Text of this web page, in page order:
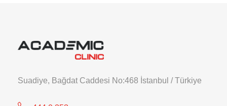
Suadiye, Bağdat Caddesi No:468 İstanbul / Türkiye